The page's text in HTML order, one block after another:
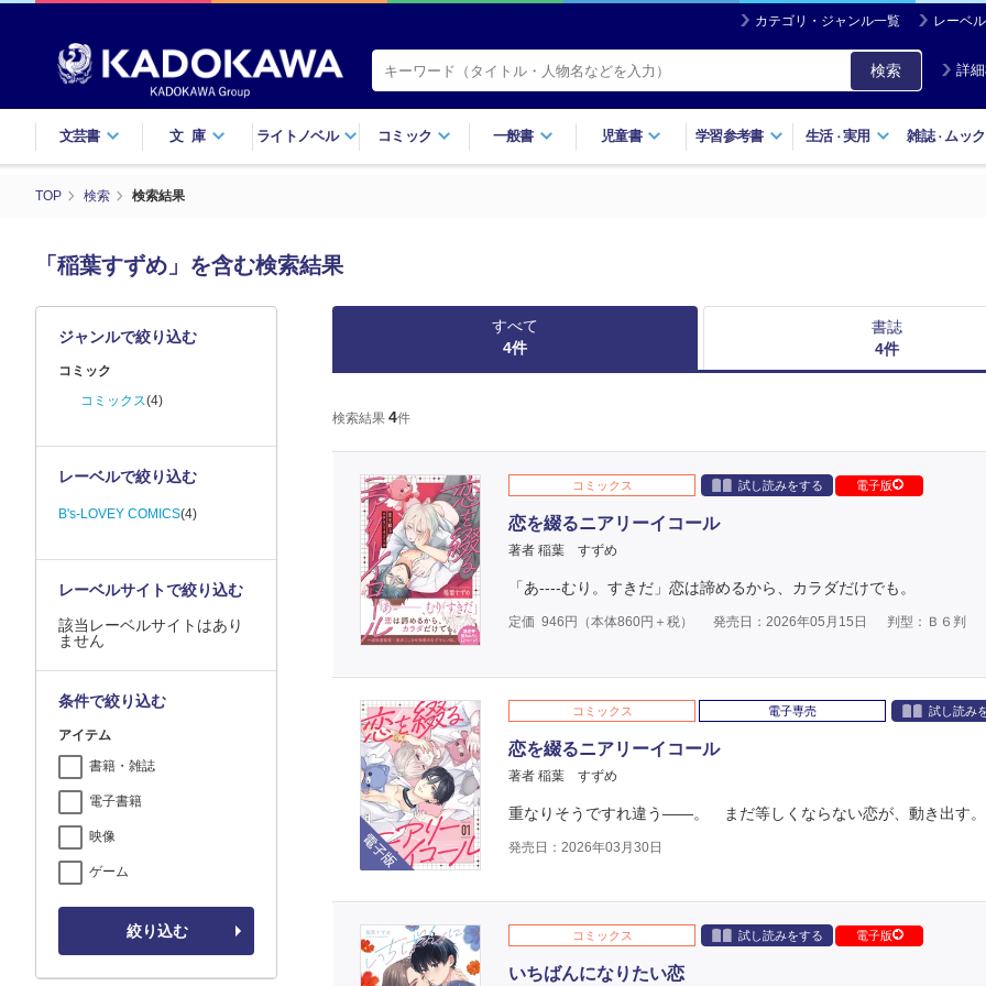
カテゴリ・ジャンル一覧 レーベ
検索 詳
文芸書 文庫 ライトノベル コミック 一般書 児童書 学習参考書 生活・実用 雑誌・ ムック
TOP 検索 検索結果
「稲葉すずめ」を含む検索結果
すべて
4件
書誌
4件
検索結果 4件
コミックス 試し読みをする 電子版
恋を綴るニアリーイコール
著者 稲葉 すずめ
「あ----むり。すきだ」恋は諦めるから、カラダだけでも。
定価 946 円（本体860円＋税） 発売日：2026年05月15日 判型：Ｂ６判
電子版
コミックス 電子専売 試し読み
恋を綴るニアリーイコール
著者 稲葉 すずめ
重なりそうですれ違う――。 まだ等しくならない恋が、動き出す。
発売日：2026年03月30日
コミックス 試し読みをする 電子版
いちばんになりたい恋
ジャンルで絞り込む
コミック
コミックス(4)
レーベルで絞り込む
B's-LOVEY COMICS(4)
レーベルサイトで絞り込む
該当レーベルサイトはあり
ません
条件で絞り込む
アイテム
書籍・雑誌
電子書籍
映像
ゲーム
絞り込む